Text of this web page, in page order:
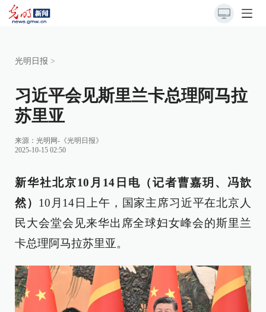
光明日报 >
习近平会见斯里兰卡总理阿马拉
苏里亚
来源： 光明网-《光明日报》
2025-10-15 02:50
新华社北京10月14日电（记者曹嘉玥、冯歆
然） 10月14日上午，国家主席习近平在北京人
民大会堂会见来华出席全球妇女峰会的斯里兰
卡总理阿马拉苏里亚。